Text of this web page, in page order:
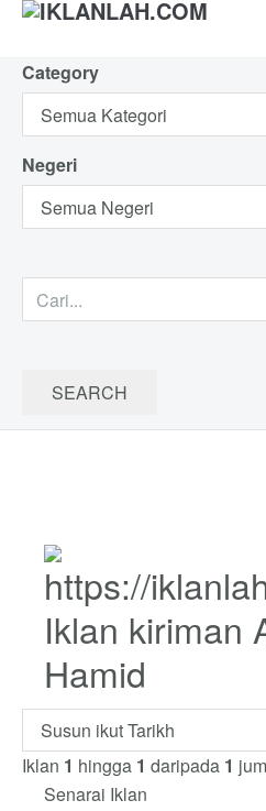
Category
Negeri
Iklan kiriman
Hamid
Iklan 1 hingga 1 daripada 1
Senarai Iklan